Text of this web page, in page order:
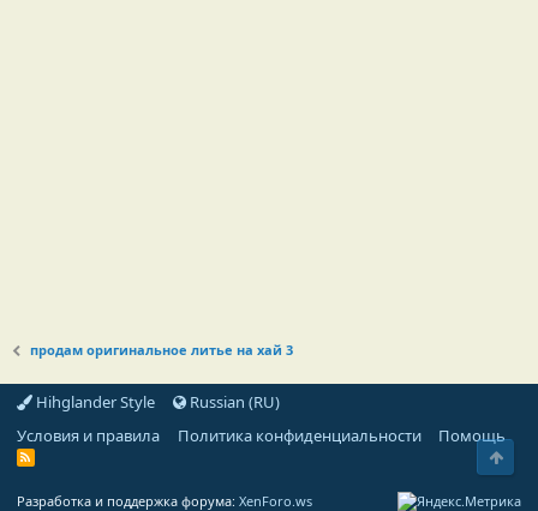
продам оригинальное литье на хай 3
Hihglander Style
Russian (RU)
Условия и правила
Политика конфиденциальности Помощь
R
Разработка и поддержка форума: XenForo.ws